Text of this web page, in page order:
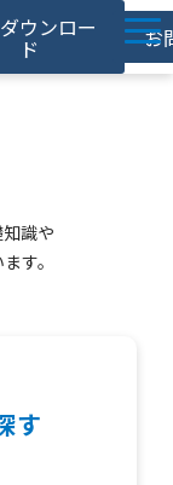
ウンロー
ド お
識や
す。
す